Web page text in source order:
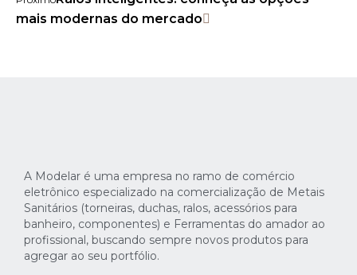
mais modernas do mercado
A Modelar é uma empresa no ramo de comércio
eletrônico especializado na comercialização de Metais
Sanitários (torneiras, duchas, ralos, acessórios para
banheiro, componentes) e Ferramentas do amador ao
profissional, buscando sempre novos produtos para
agregar ao seu portfólio.